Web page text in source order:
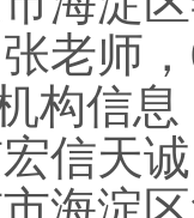
老师，
构信息
信天